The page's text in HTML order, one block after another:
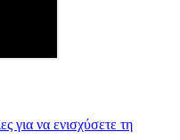
για να ενισχύσετε τη